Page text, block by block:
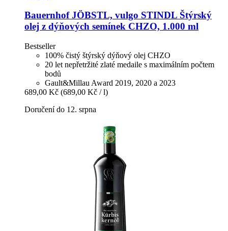
Bauernhof JÖBSTL, vulgo STINDL Štýrský
olej z dýňových semínek CHZO, 1.000 ml
Bestseller
100% čistý štýrský dýňový olej CHZO
20 let nepřetržité zlaté medaile s maximálním počtem
bodů
Gault&Millau Award 2019, 2020 a 2023
689,00 Kč (689,00 Kč / l)
Doručení do 12. srpna